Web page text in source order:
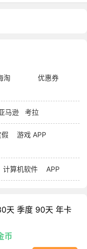
淘
优惠券
马逊 考拉
游戏 APP
计算机软件 APP
天 季度 90天 年卡
币